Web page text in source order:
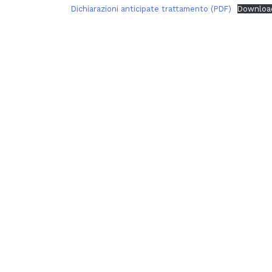
Dichiarazioni anticipate trattamento (PDF)